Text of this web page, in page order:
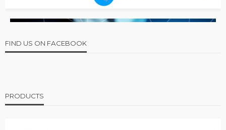
FIND US ON FACEBOOK
PRODUCTS